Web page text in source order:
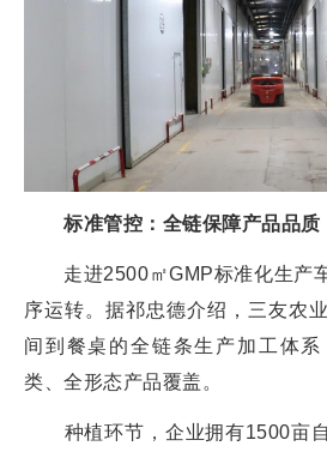
标准管控：全链保障产品品质
走进2500㎡GMP标准化生产
序运转。据祁忠德介绍，三友农
间到餐桌的全链条生产加工体
类、全形态产品覆盖。
种植环节，企业拥有1500亩自